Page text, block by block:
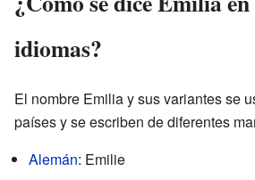
idiomas?
El nombre Emilia y sus variantes se
países y se escriben de diferentes
Alemán: Emilie